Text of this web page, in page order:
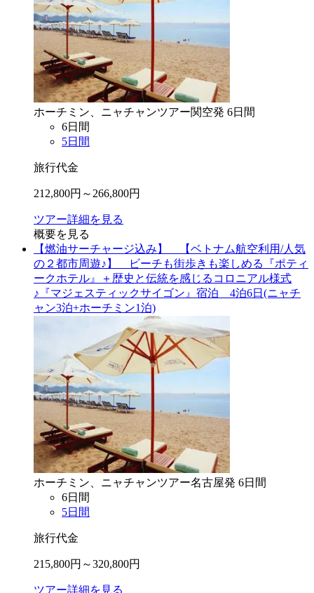
ホーチミン、ニャチャンツアー関空発 6日間
6日間
5日間
旅行代金
212,800円～ 266,800円
ツアー詳細を見る
概要を見る
【燃油サーチャージ込み】 【ベトナム航空利用/人気
の２都市周遊♪】 ビーチも街歩きも楽しめる『ポティ
ークホテル』＋歴史と伝統を感じるコロニアル様式
♪『マジェスティックサイゴン』宿泊 4泊6日(ニャチ
ャン3泊+ホーチミン1泊)
ホーチミン、ニャチャンツアー名古屋発 6日間
6日間
5日間
旅行代金
215,800円～320,800円
ツアー詳細を見る